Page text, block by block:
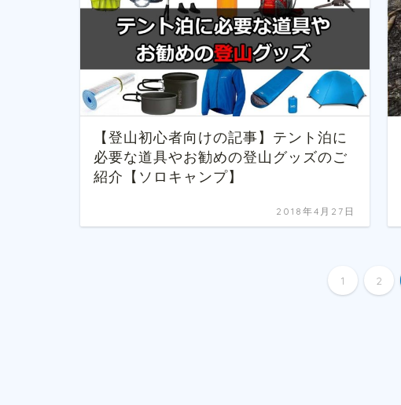
【登山初心者向けの記事】テント泊に
必要な道具やお勧めの登山グッズのご
紹介【ソロキャンプ】
2018年4月27日
1 2